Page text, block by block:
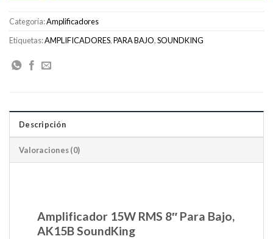
Categoría:Amplificadores
Etiquetas:AMPLIFICADORES,PARA BAJO,SOUNDKING
Descripción
Valoraciones (0)
Amplificador 15W RMS 8″ Para Bajo,
AK15B SoundKing